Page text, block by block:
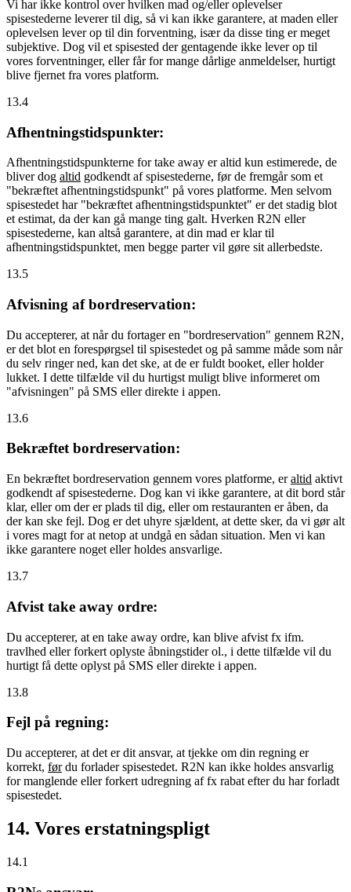
Vi har ikke kontrol over hvilken mad og/eller oplevelser
spisestederne leverer til dig, så vi kan ikke garantere, at maden eller
oplevelsen lever op til din forventning, især da disse ting er meget
subjektive. Dog vil et spisested der gentagende ikke lever op til
vores forventninger, eller får for mange dårlige anmeldelser, hurtigt
blive fjernet fra vores platform.
13.4
Afhentningstidspunkter:
Afhentningstidspunkterne for take away er altid kun estimerede, de
bliver dog altid godkendt af spisestederne, før de fremgår som et
"bekræftet afhentningstidspunkt" på vores platforme. Men selvom
spisestedet har "bekræftet afhentningstidspunktet" er det stadig blot
et estimat, da der kan gå mange ting galt. Hverken R2N eller
spisestederne, kan altså garantere, at din mad er klar til
afhentningstidspunktet, men begge parter vil gøre sit allerbedste.
13.5
Afvisning af bordreservation:
Du accepterer, at når du fortager en "bordreservation" gennem R2N,
er det blot en forespørgsel til spisestedet og på samme måde som når
du selv ringer ned, kan det ske, at de er fuldt booket, eller holder
lukket. I dette tilfælde vil du hurtigst muligt blive informeret om
"afvisningen" på SMS eller direkte i appen.
13.6
Bekræftet bordreservation:
En bekræftet bordreservation gennem vores platforme, eraltid aktivt
godkendt af spisestederne. Dog kan vi ikke garantere, at dit bord står
klar, eller om der er plads til dig, eller om restauranten er åben, da
der kan ske fejl. Dog er det uhyre sjældent, at dette sker, da vi gør alt
i vores magt for at netop at undgå en sådan situation. Men vi kan
ikke garantere noget eller holdes ansvarlige.
13.7
Afvist take away ordre:
Du accepterer, at en take away ordre, kan blive afvist fx ifm.
travlhed eller forkert oplyste åbningstider ol., i dette tilfælde vil du
hurtigt få dette oplyst på SMS eller direkte i appen.
13.8
Fejl på regning:
Du accepterer, at det er dit ansvar, at tjekke om din regning er
korrekt, førdu forlader spisestedet. R2N kan ikke holdes ansvarlig
for manglende eller forkert udregning af fx rabat efter du har forladt
spisestedet.
14. Vores erstatningspligt
14.1